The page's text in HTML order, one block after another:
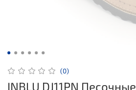
(0)
INBLU DJ11PN Песочные